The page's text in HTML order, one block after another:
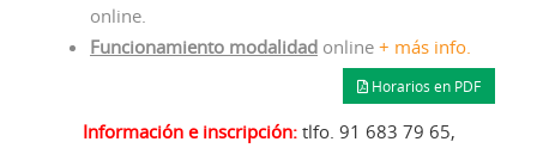
online.
Funcionamiento modalidad online + más info.
Horarios en PDF
Información e inscripción: tlfo. 91 683 79 65,